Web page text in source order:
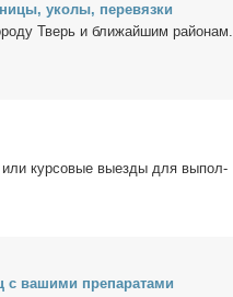
уко­лы, пе­ре­вяз­ки
Тверь и бли­жай­шим рай­о­нам.
кур­со­вые вы­ез­ды для вы­пол­
с ва­ши­ми пре­па­ра­та­ми